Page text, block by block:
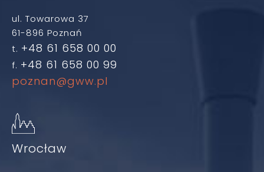
ul. Towarowa 37
61-896 Poznań
t. +48 61 658 00 00
f. +48 61 658 00 99
poznan@gww.pl
Wrocław